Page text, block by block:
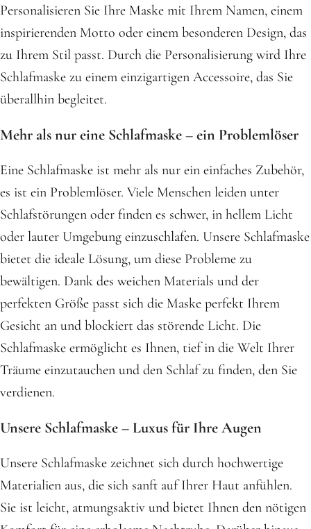
Personalisieren Sie Ihre Maske mit Ihrem Namen, einem
inspirierenden Motto oder einem besonderen Design, das
zu Ihrem Stil passt. Durch die Personalisierung wird Ihre
Schlafmaske zu einem einzigartigen Accessoire, das Sie
überallhin begleitet.
Mehr als nur eine Schlafmaske – ein Problemlöser
Eine Schlafmaske ist mehr als nur ein einfaches Zubehör,
es ist ein Problemlöser. Viele Menschen leiden unter
Schlafstörungen oder finden es schwer, in hellem Licht
oder lauter Umgebung einzuschlafen. Unsere Schlafmaske
bietet die ideale Lösung, um diese Probleme zu
bewältigen. Dank des weichen Materials und der
perfekten Größe passt sich die Maske perfekt Ihrem
Gesicht an und blockiert das störende Licht. Die
Schlafmaske ermöglicht es Ihnen, tief in die Welt Ihrer
Träume einzutauchen und den Schlaf zu finden, den Sie
verdienen.
Unsere Schlafmaske – Luxus für Ihre Augen
Unsere Schlafmaske zeichnet sich durch hochwertige
Materialien aus, die sich sanft auf Ihrer Haut anfühlen.
Sie ist leicht, atmungsaktiv und bietet Ihnen den nötigen